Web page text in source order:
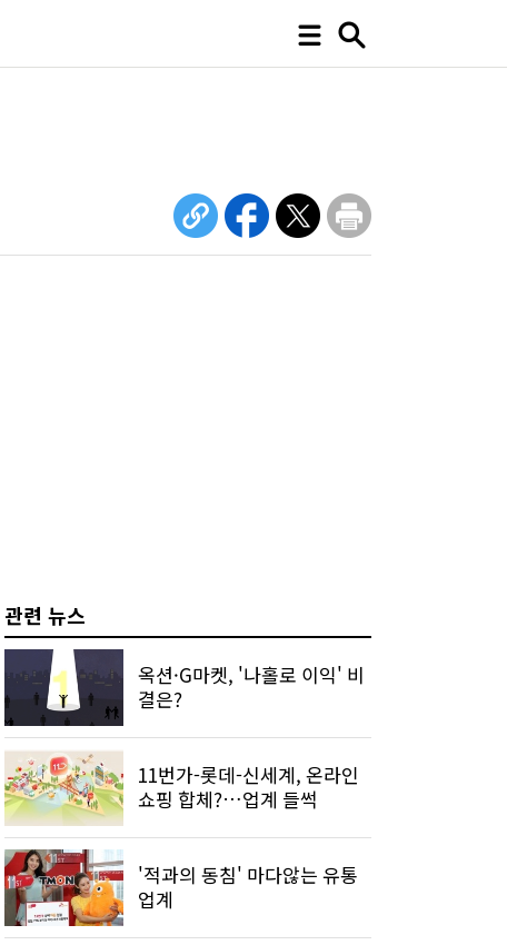
관련 뉴스
옥션·G마켓, '나홀로 이익' 비
결은?
11번가-롯데-신세계, 온라인
쇼핑 합체?…업계 들썩
'적과의 동침' 마다않는 유통
업계